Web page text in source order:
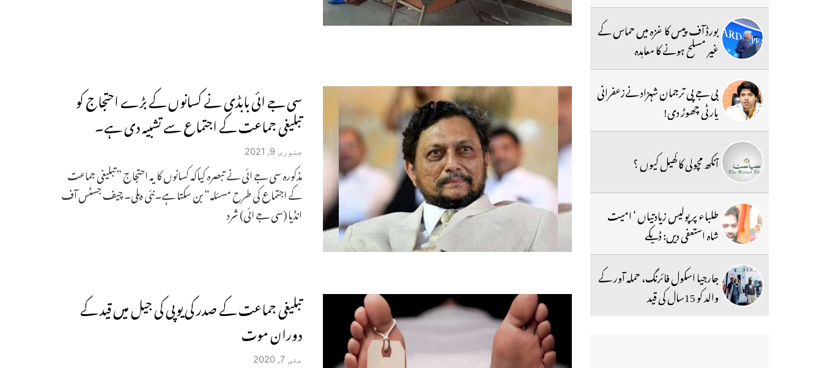
سی جے ائی بابڈی نے کسانوں کے بڑے احتجاج کو
تبلیغی جماعت کے اجتماع سے تشبیہ دی ہے۔
جنوری 9, 2021
مذکورہ سی جے ائی نے تبصرہ کیاکہ کسانوں کا یہ احتجاج ”تبلیغی جماعت
کے اجتماع کی طرح مسئلہ“ بن سکتا ہے۔نئی دہلی۔ چیف جسٹس آف
انڈیا (سی جے ائی) شرد
تبلیغی جماعت کے صدر کی یوپی کی جیل میں قید کے
دوران موت
مئی 7, 2020
بورڈ آف پیس کا غزہ میں حماس کے
غیر مسلح ہونے کا معاہدہ
بی جے پی ترجمان شہزاد نےزعفرانی
پارٹی چھوڑ دی!
آنکھ مچولی کا کھیل کیوں ؟
طلباء پر پولیس زیادتیاں ‘ امیت
شاہ استعفی دیں: ڈپکے
جارجیا اسکول فائرنگ، حملہ آور کے
والد کو 15سال کی قید